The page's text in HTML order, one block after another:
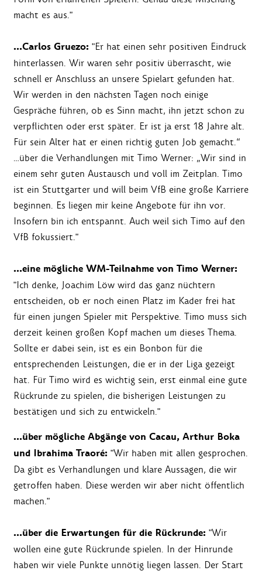
macht es aus."
…Carlos Gruezo: "Er hat einen sehr positiven Eindruck
hinterlassen. Wir waren sehr positiv überrascht, wie
schnell er Anschluss an unsere Spielart gefunden hat.
Wir werden in den nächsten Tagen noch einige
Gespräche führen, ob es Sinn macht, ihn jetzt schon zu
verpflichten oder erst später. Er ist ja erst 18 Jahre alt.
Für sein Alter hat er einen richtig guten Job gemacht.“
…über die Verhandlungen mit Timo Werner: „Wir sind in
einem sehr guten Austausch und voll im Zeitplan. Timo
ist ein Stuttgarter und will beim VfB eine große Karriere
beginnen. Es liegen mir keine Angebote für ihn vor.
Insofern bin ich entspannt. Auch weil sich Timo auf den
VfB fokussiert."
…eine mögliche WM-Teilnahme von Timo Werner:
"Ich denke, Joachim Löw wird das ganz nüchtern
entscheiden, ob er noch einen Platz im Kader frei hat
für einen jungen Spieler mit Perspektive. Timo muss sich
derzeit keinen großen Kopf machen um dieses Thema.
Sollte er dabei sein, ist es ein Bonbon für die
entsprechenden Leistungen, die er in der Liga gezeigt
hat. Für Timo wird es wichtig sein, erst einmal eine gute
Rückrunde zu spielen, die bisherigen Leistungen zu
bestätigen und sich zu entwickeln."
…über mögliche Abgänge von Cacau, Arthur Boka
und Ibrahima Traoré: "Wir haben mit allen gesprochen.
Da gibt es Verhandlungen und klare Aussagen, die wir
getroffen haben. Diese werden wir aber nicht öffentlich
machen."
…über die Erwartungen für die Rückrunde: "Wir
wollen eine gute Rückrunde spielen. In der Hinrunde
haben wir viele Punkte unnötig liegen lassen. Der Start